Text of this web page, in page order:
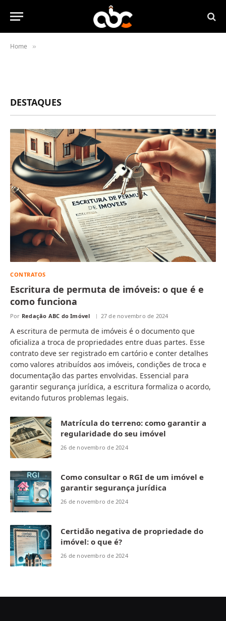
Home »
DESTAQUES
CONTRATOS
Escritura de permuta de imóveis: o que é e
como funciona
Por Redação ABC do Imóvel 27 de novembro de 2024
A escritura de permuta de imóveis é o documento que
oficializa a troca de propriedades entre duas partes. Esse
contrato deve ser registrado em cartório e conter detalhes
como valores atribuídos aos imóveis, condições de troca e
documentação das partes envolvidas. Essencial para
garantir segurança jurídica, a escritura formaliza o acordo,
evitando futuros problemas legais.
Matrícula do terreno: como garantir a
regularidade do seu imóvel
26 de novembro de 2024
Como consultar o RGI de um imóvel e
garantir segurança jurídica
26 de novembro de 2024
Certidão negativa de propriedade do
imóvel: o que é?
26 de novembro de 2024